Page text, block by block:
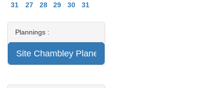
31
27 28 29 30 31
Plannings :